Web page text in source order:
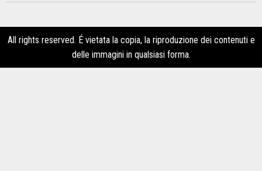
All rights reserved. É vietata la copia, la riproduzione dei contenuti e
delle immagini in qualsiasi forma.